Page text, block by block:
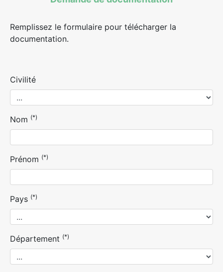
Remplissez le formulaire pour télécharger la
documentation.
Civilité
Nom (*)
Prénom (*)
Pays (*)
Département (*)